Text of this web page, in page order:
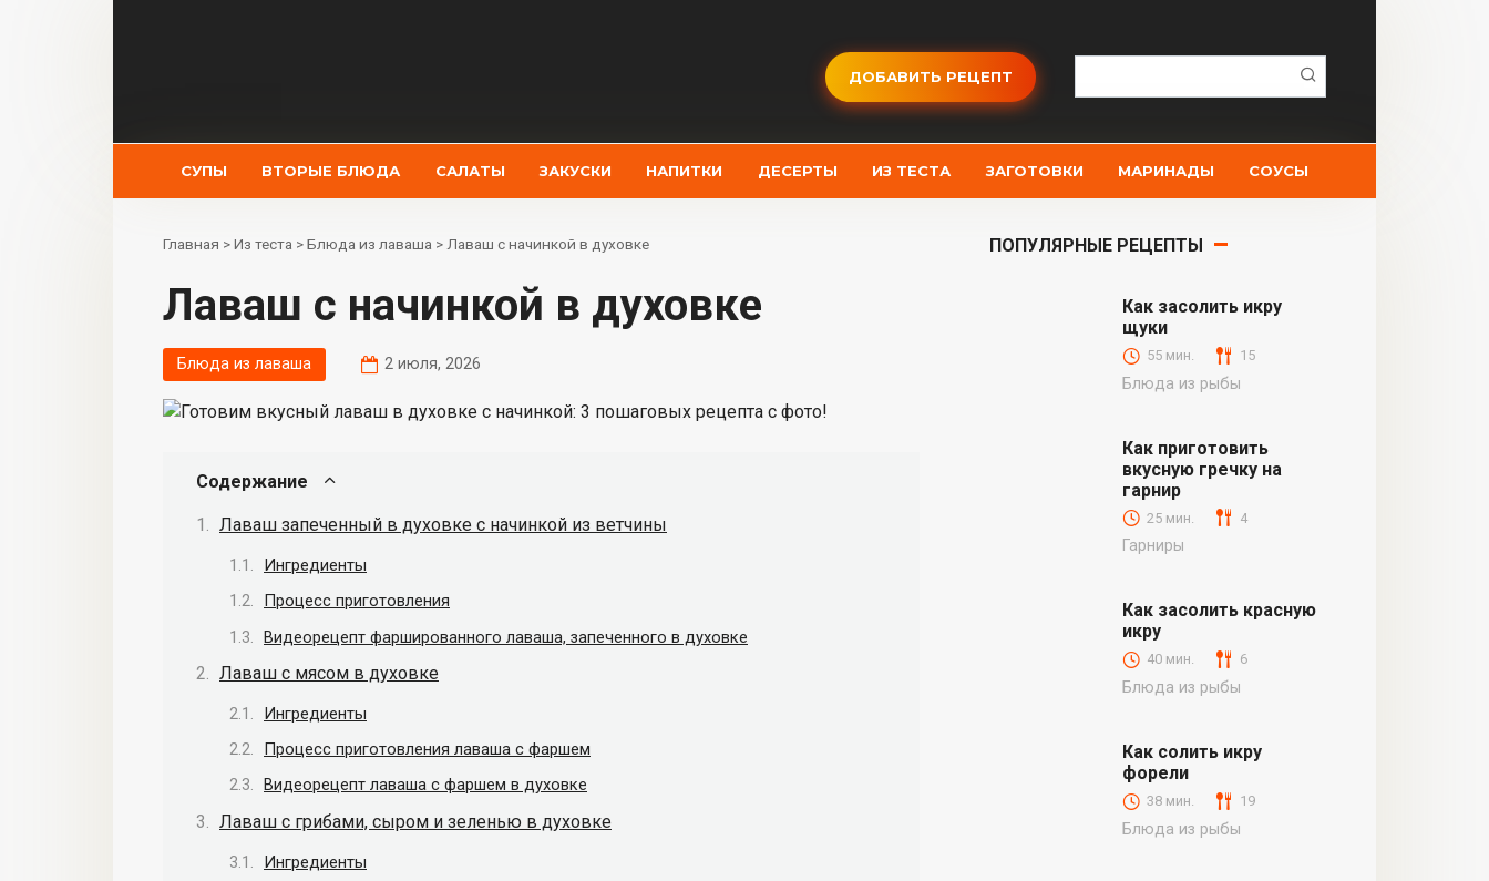
ДОБАВИТЬ РЕЦЕПТ
СУПЫ ВТОРЫЕ БЛЮДА САЛАТЫ ЗАКУСКИ НАПИТКИ ДЕСЕРТЫ ИЗ ТЕСТА ЗАГОТОВКИ МАРИНАДЫ СОУСЫ
Главная >Из теста >Блюда из лаваша > Лаваш с начинкой в духовке
Лаваш с начинкой в духовке
Блюда из лаваша 2 июля, 2026
Содержание
Лаваш запеченный в духовке с начинкой из ветчины
Ингредиенты
Процесс приготовления
Видеорецепт фаршированного лаваша, запеченного в духовке
Лаваш с мясом в духовке
Ингредиенты
Процесс приготовления лаваша с фаршем
Видеорецепт лаваша с фаршем в духовке
Лаваш с грибами, сыром и зеленью в духовке
Ингредиенты
ПОПУЛЯРНЫЕ РЕЦЕПТЫ
Как засолить икру
щуки
55 мин. 15
Блюда из рыбы
Как приготовить
вкусную гречку на
гарнир
25 мин. 4
Гарниры
Как засолить красную
икру
40 мин. 6
Блюда из рыбы
Как солить икру
форели
38 мин. 19
Блюда из рыбы